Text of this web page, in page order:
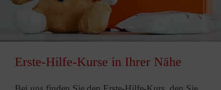
Erste-Hilfe-Kurse in Ihrer Nähe